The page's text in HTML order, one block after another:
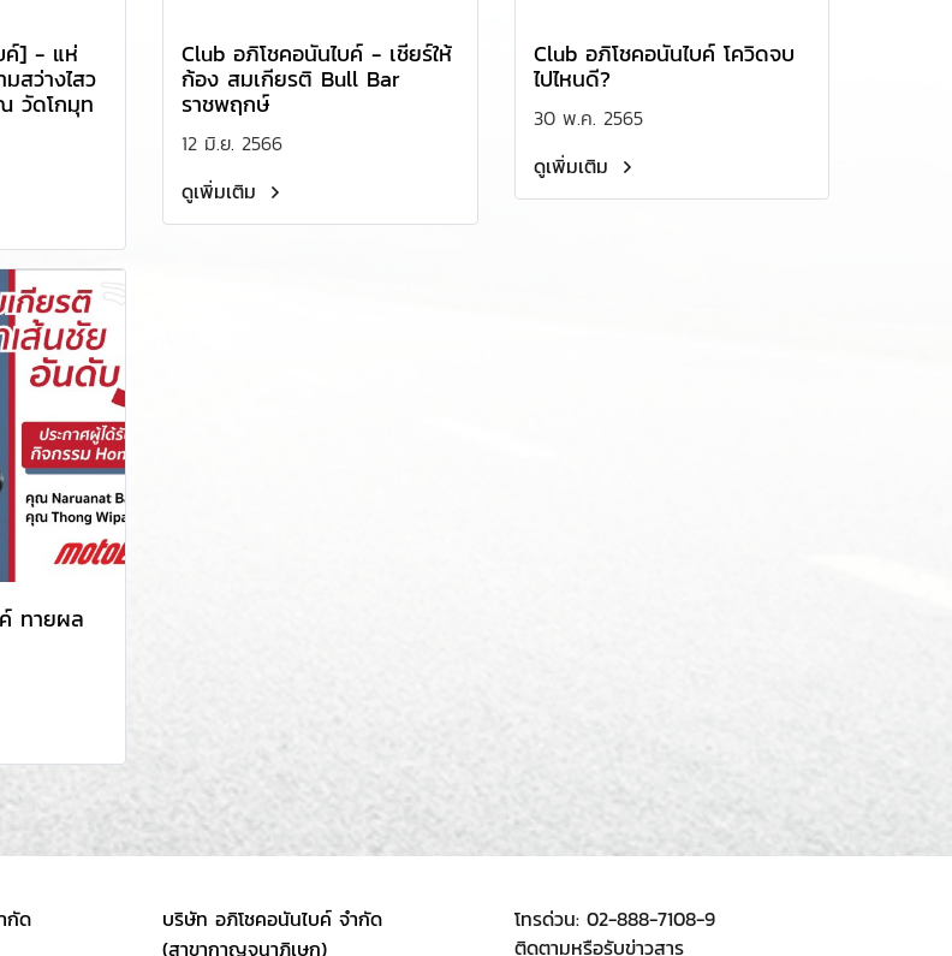
ค์] - แห่
สว่างไสว
วัดโกมุท
Club อภิโชคอนันไบค์ - เชียร์ให้
ก้อง สมเกียรติ Bull Bar
ราชพฤกษ์
12 มิ.ย. 2566
ดูเพิ่มเติม
Club อภิโชคอนันไบค์ โควิดจบ
ไปไหนดี?
30 พ.ค. 2565
ดูเพิ่มเติม
ทายผล
กัด
บริษัท อภิโชคอนันไบค์ จำกัด
(สาขากาญจนาภิเษก)
โทรด่วน: 02-888-7108-9
ติดตามหรือรับข่าวสาร